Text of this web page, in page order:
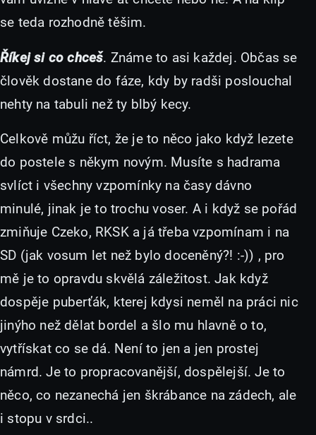
se teda rozhodně těšim.
Říkej si co chceš. Známe to asi každej. Občas se
člověk dostane do fáze, kdy by radši poslouchal
nehty na tabuli než ty blbý kecy.
Celkově můžu říct, že je to něco jako když lezete
do postele s někym novým. Musíte s hadrama
svlíct i všechny vzpomínky na časy dávno
minulé, jinak je to trochu voser. A i když se pořád
zmiňuje Czeko, RKSK a já třeba vzpomínam i na
SD (jak vosum let než bylo doceněný?! :-)) , pro
mě je to opravdu skvělá záležitost. Jak když
dospěje puberťák, kterej kdysi neměl na práci nic
jinýho než dělat bordel a šlo mu hlavně o to,
vytřískat co se dá. Není to jen a jen prostej
námrd. Je to propracovanější, dospělejší. Je to
něco, co nezanechá jen škrábance na zádech, ale
i stopu v srdci..